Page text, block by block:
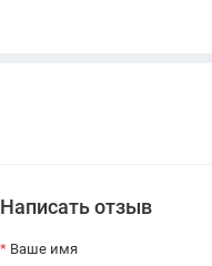
Написать отзыв
Ваше имя